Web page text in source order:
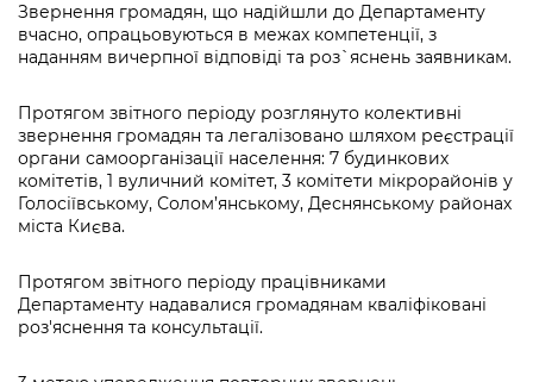
Звернення громадян, що надійшли до Департаменту
вчасно, опрацьовуються в межах компетенції, з
наданням вичерпної відповіді та роз`яснень заявникам.
Протягом звітного періоду розглянуто колективні
звернення громадян та легалізовано шляхом реєстрації
органи самоорганізації населення: 7 будинкових
комітетів, 1 вуличний комітет, 3 комітети мікрорайонів у
Голосіївському, Солом’янському, Деснянському районах
міста Києва.
Протягом звітного періоду працівниками
Департаменту надавалися громадянам кваліфіковані
роз'яснення та консультації.